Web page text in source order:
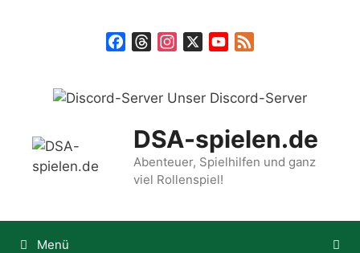
FacebookThreadsInstagram YouTube
Unser Discord-Server
DSA-spielen.de
Abenteuer, Spielhilfen und ganz
viel Rollenspiel!
Menü